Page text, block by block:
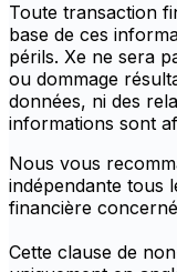
Toute transaction
base de ces
périls. Xe ne sera
ou dommage
données, ni des
informations sont
Nous vous
indépendante tous
financière
Cette clause de